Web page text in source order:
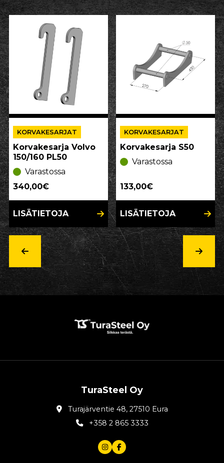
Korvakesarja Volvo
150/160 PL50
KORVAKESARJAT
Varastossa
340,00€
LISÄTIETOJA
Korvakesarja S50
KORVAKESARJAT
Varastossa
133,00€
LISÄTIETOJA
TuraSteel Oy
Turajärventie 48, 27510 Eura
+358 2 865 3333